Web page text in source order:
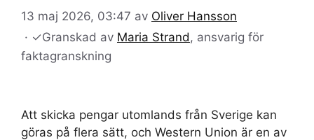
13 maj 2026, 03:47 av Oliver Hansson
· ✓Granskad av Maria Strand , ansvarig för
faktagranskning
Att skicka pengar utomlands från Sverige kan
göras på flera sätt, och Western Union är en av